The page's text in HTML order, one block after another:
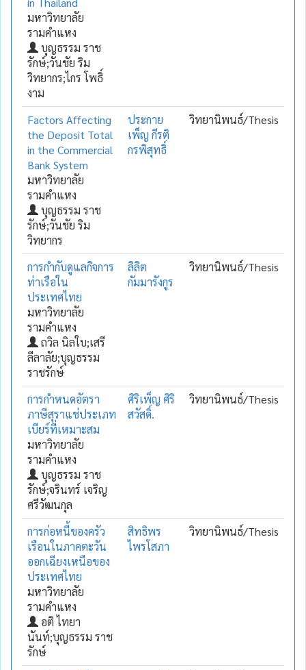
มหาวิทยาลัย
รามคำแหง
บุญธรรม ราช
รักษ์;วันชัย ริม
วิทยากร;ไกร โพธิ์
งาม
Factors Affecting
the Deposit Total
in the Commercial
Bank System
มหาวิทยาลัย
รามคำแหง
บุญธรรม ราช
รักษ์;วันชัย ริม
วิทยากร
ประกาย
เพ็ญ กีรติ
กรพิสุทธิ์
วิทยานิพนธ์/Thesis
การกำกับดูแลกิจการ
ท่าเรือใน
ประเทศไทย
มหาวิทยาลัย
รามคำแหง
ถวิล นิลใบ;เสรี
ลีลาลัย;บุญธรรม
ราชรักษ์
ลิลิต
กัมมารังกูร
วิทยานิพนธ์/Thesis
การกำหนดอัตรา
ภาษีสุราแช่ประเภท
เบียร์ที่เหมาะสม
มหาวิทยาลัย
รามคำแหง
บุญธรรม ราช
รักษ์;จรินทร์ เจริญ
ศรีวัฒนกุล
ศิริเพ็ญ ศิริ
สวัสดิ์.
วิทยานิพนธ์/Thesis
การก่อหนี้ของครัว
เรือนในภาคตะวัน
ออกเฉียงเหนือของ
ประเทศไทย
มหาวิทยาลัย
รามคำแหง
อติ ไทยา
นันท์;บุญธรรม ราช
รักษ์
สิทธิพร
ไพรโสภา
วิทยานิพนธ์/Thesis